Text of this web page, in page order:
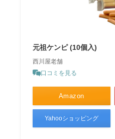
元祖ケンピ (10個入)
西川屋老舗
口コミを見る
Amazon
Yahooショッピング